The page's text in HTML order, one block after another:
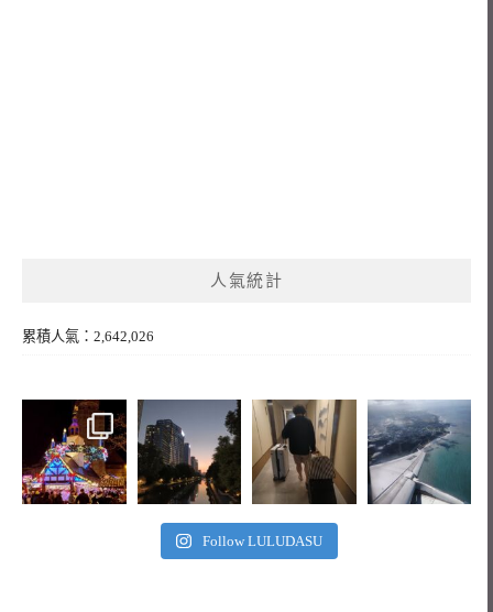
人氣統計
累積人氣：2,642,026
Follow LULUDASU